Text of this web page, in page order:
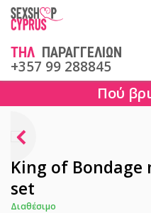
ΤΗΛ ΠΑΡΑΓΓΕΛΙΩΝ
+357 99 288845
Πού
King of
set
Διαθέσιμο